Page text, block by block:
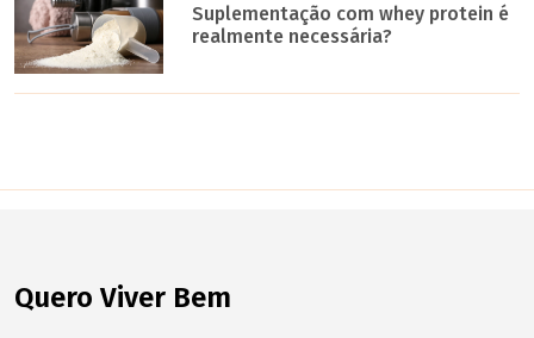
Suplementação com whey protein é
realmente necessária?
Quero Viver Bem